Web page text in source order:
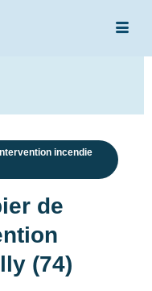
incendie
de
(74)